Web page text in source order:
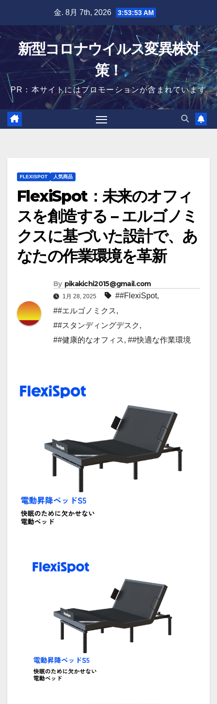
content
金. 8月 7th, 2026 3:53:54 AM
新型コロナウイルス変異株対
策！
PR：本サイトにはプロモーションが含まれています
FLEXISPOT 人気商品
FlexiSpot：未来のオフィ
スを創造する – エルゴノミ
クスに基づいた設計で、あ
なたの作業環境を革新
By pikakichi2015@gmail.com
1月 28, 2025 ##FlexiSpot,
##エルゴノミクス,
##スタンディングデスク ,
##健康的なオフィス, ##快適な作業環境